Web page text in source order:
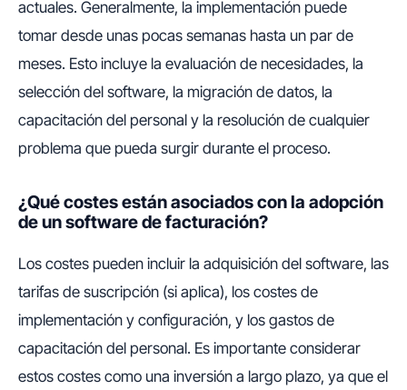
actuales. Generalmente, la implementación puede
tomar desde unas pocas semanas hasta un par de
meses. Esto incluye la evaluación de necesidades, la
selección del software, la migración de datos, la
capacitación del personal y la resolución de cualquier
problema que pueda surgir durante el proceso.
¿Qué costes están asociados con la adopción
de un software de facturación?
Los costes pueden incluir la adquisición del software, las
tarifas de suscripción (si aplica), los costes de
implementación y configuración, y los gastos de
capacitación del personal. Es importante considerar
estos costes como una inversión a largo plazo, ya que el